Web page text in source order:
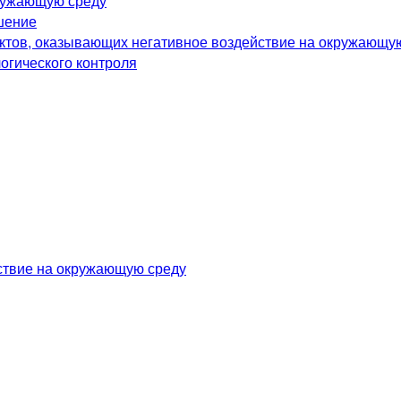
оказывающих негативное воздействие на
контроля
на окружающую среду